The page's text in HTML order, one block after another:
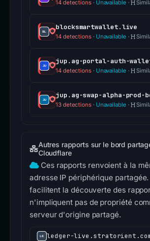
14 detections· Unavailable ·
blocksmartwallet.live
14 detections· Unavailable ·
14 detections· Unavailable ·
13 detections· Unavailable ·
Autres rapports sur le bord
Cloudflare
Ces rapports renvoient à la
adresse IP périphérique partagée.
facilitent la découverte des
n'impliquent pas de propriété
serveur d'origine partagé.
ledger-